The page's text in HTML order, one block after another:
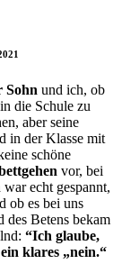
Sohn und ich, ob
die Schule zu
aber seine
in der Klasse mit
schöne
vor, bei
echt gespannt,
ob es bei uns
Betens bekam
“Ich glaube,
klares „nein.“